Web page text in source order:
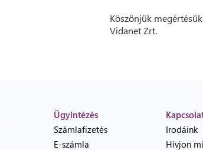
Köszönjük
Vidanet Zrt.
Ügyintézés
Számlafizetés
E-számla
Irodáink
Hívjon